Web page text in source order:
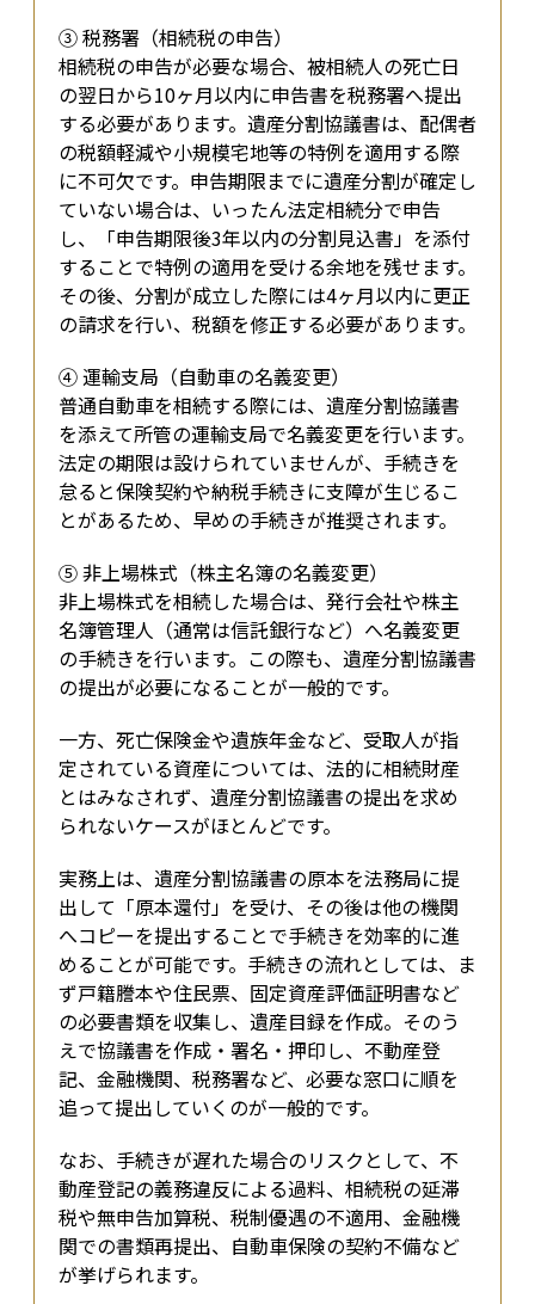
③ 税務署（相続税の申告）
相続税の申告が必要な場合、被相続人の死亡日
の翌日から10ヶ月以内に申告書を税務署へ提出
する必要があります。遺産分割協議書は、配偶者
の税額軽減や小規模宅地等の特例を適用する際
に不可欠です。申告期限までに遺産分割が確定し
ていない場合は、いったん法定相続分で申告
し、「申告期限後3年以内の分割見込書」を添付
することで特例の適用を受ける余地を残せます。
その後、分割が成立した際には4ヶ月以内に更正
の請求を行い、税額を修正する必要があります。
④ 運輸支局（自動車の名義変更）
普通自動車を相続する際には、遺産分割協議書
を添えて所管の運輸支局で名義変更を行います。
法定の期限は設けられていませんが、手続きを
怠ると保険契約や納税手続きに支障が生じるこ
とがあるため、早めの手続きが推奨されます。
⑤ 非上場株式（株主名簿の名義変更）
非上場株式を相続した場合は、発行会社や株主
名簿管理人（通常は信託銀行など）へ名義変更
の手続きを行います。この際も、遺産分割協議書
の提出が必要になることが一般的です。
一方、死亡保険金や遺族年金など、受取人が指
定されている資産については、法的に相続財産
とはみなされず、遺産分割協議書の提出を求め
られないケースがほとんどです。
実務上は、遺産分割協議書の原本を法務局に提
出して「原本還付」を受け、その後は他の機関
へコピーを提出することで手続きを効率的に進
めることが可能です。手続きの流れとしては、ま
ず戸籍謄本や住民票、固定資産評価証明書など
の必要書類を収集し、遺産目録を作成。そのう
えで協議書を作成・署名・押印し、不動産登
記、金融機関、税務署など、必要な窓口に順を
追って提出していくのが一般的です。
なお、手続きが遅れた場合のリスクとして、不
動産登記の義務違反による過料、相続税の延滞
税や無申告加算税、税制優遇の不適用、金融機
関での書類再提出、自動車保険の契約不備など
が挙げられます。